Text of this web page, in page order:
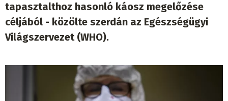
tapasztalthoz hasonló káosz megelőzése
céljából - közölte szerdán az Egészségügyi
Világszervezet (WHO).